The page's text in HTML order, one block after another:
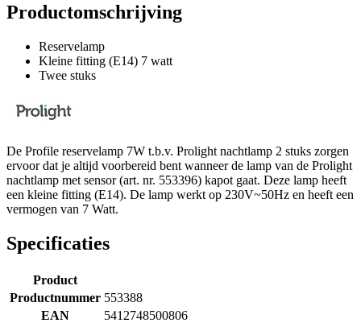
Productomschrijving
Reservelamp
Kleine fitting (E14) 7 watt
Twee stuks
De Profile reservelamp 7W t.b.v. Prolight nachtlamp 2 stuks zorgen
ervoor dat je altijd voorbereid bent wanneer de lamp van de Prolight
nachtlamp met sensor (art. nr. 553396) kapot gaat. Deze lamp heeft
een kleine fitting (E14). De lamp werkt op 230V~50Hz en heeft een
vermogen van 7 Watt.
Specificaties
Product
Productnummer 553388
EAN
5412748500806